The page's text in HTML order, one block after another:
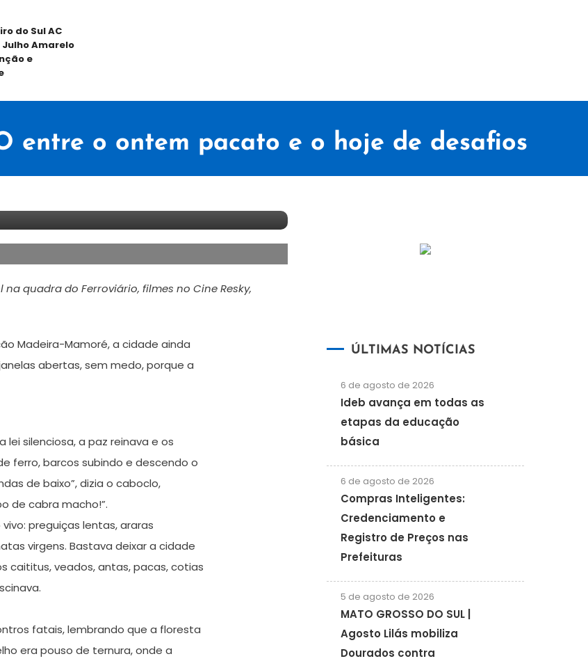
do Sul AC
Amarelo
e
entre o ontem pacato e o hoje de desafios
quadra do Ferroviário, filmes no Cine Resky,
Madeira-Mamoré, a cidade ainda
abertas, sem medo, porque a
lei silenciosa, a paz reinava e os
ferro, barcos subindo e descendo o
de baixo”, dizia o caboclo,
de cabra macho!”.
preguiças lentas, araras
virgens. Bastava deixar a cidade
caititus, veados, antas, pacas, cotias
fatais, lembrando que a floresta
era pouso de ternura, onde a
ÚLTIMAS NOTÍCIAS
6 de agosto de 2026
Ideb avança em todas as
etapas da educação
básica
6 de agosto de 2026
Compras Inteligentes:
Credenciamento e
Registro de Preços nas
Prefeituras
5 de agosto de 2026
MATO GROSSO DO SUL |
Agosto Lilás mobiliza
Dourados contra